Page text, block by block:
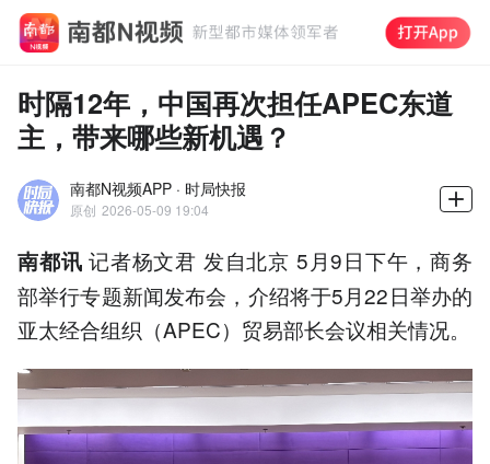
时隔12年，中国再次担任APEC东道
主，带来哪些新机遇？
南都N视频APP · 时局快报
原创 2026-05-09 19:04
南都讯记者杨文君 发自北京 5月9日下午，商务
部举行专题新闻发布会，介绍将于5月22日举办的
亚太经合组织（APEC）贸易部长会议相关情况。